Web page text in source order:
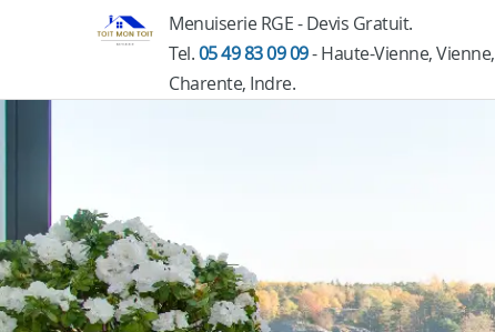
Menuiserie RGE - Devis Gratuit.
Tel.05 49 83 09 09- Haute-Vienne, Vienne,
Charente, Indre.